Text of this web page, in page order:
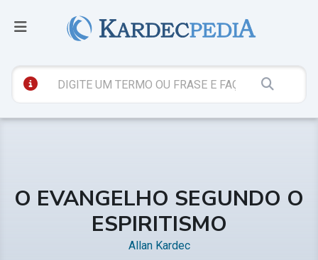
O EVANGELHO SEGUNDO O
ESPIRITISMO
Allan Kardec